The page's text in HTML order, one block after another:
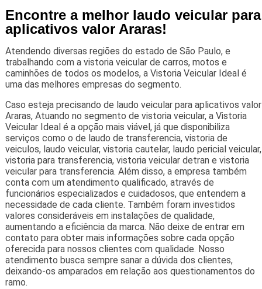
Encontre a melhor laudo veicular para
aplicativos valor Araras!
Atendendo diversas regiões do estado de São Paulo, e
trabalhando com a vistoria veicular de carros, motos e
caminhões de todos os modelos, a Vistoria Veicular Ideal é
uma das melhores empresas do segmento.
Caso esteja precisando de laudo veicular para aplicativos valor
Araras, Atuando no segmento de vistoria veicular, a Vistoria
Veicular Ideal é a opção mais viável, já que disponibiliza
serviços como o de laudo de transferencia, vistoria de
veiculos, laudo veicular, vistoria cautelar, laudo pericial veicular,
vistoria para transferencia, vistoria veicular detran e vistoria
veicular para transferencia. Além disso, a empresa também
conta com um atendimento qualificado, através de
funcionários especializados e cuidadosos, que entendem a
necessidade de cada cliente. Também foram investidos
valores consideráveis em instalações de qualidade,
aumentando a eficiência da marca. Não deixe de entrar em
contato para obter mais informações sobre cada opção
oferecida para nossos clientes com qualidade. Nosso
atendimento busca sempre sanar a dúvida dos clientes,
deixando-os amparados em relação aos questionamentos do
ramo.